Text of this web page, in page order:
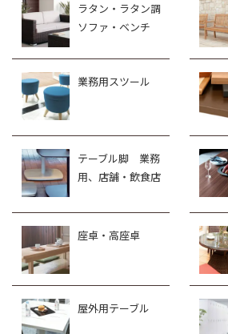
ラタン・ラタン調
ソファ・ベンチ
業務用スツール
テーブル脚 業務
用、店舗・飲食店
座卓・高座卓
屋外用テーブル